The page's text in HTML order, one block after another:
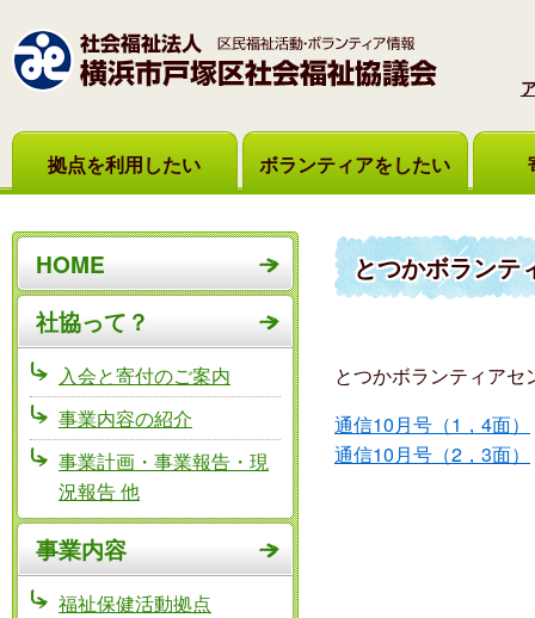
拠点を利用したい ボランティアをしたい
HOME
社協って？
入会と寄付のご案内
事業内容の紹介
事業計画・事業報告・現
況報告 他
事業内容
福祉保健活動拠点
とつかボランテ
とつかボランティア
通信10月号（1，4面）
通信10月号（2，3面）